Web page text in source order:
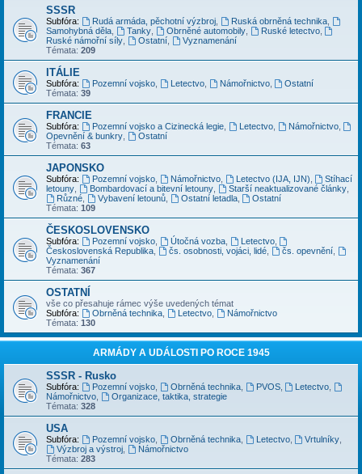
SSSR
Subfóra: Rudá armáda, pěchotní výzbroj, Ruská obrněná technika,
Samohybná děla
Tanky, Obrněné automobily, Ruské letectvo,
Ruské námořní síly
Ostatní,
Vyznamenání
Témata: 209
ITÁLIE
Subfóra: Pozemní vojsko, Letectvo, Námořnictvo,
Ostatní
Témata: 39
FRANCIE
Subfóra: Pozemní vojsko a Cizinecká legie, Letectvo, Námořnictvo,
Opevnění & bunkry
Ostatní
Témata: 63
JAPONSKO
Subfóra: Pozemní vojsko, Námořnictvo, Letectvo (IJA, IJN)
Stíhací
letouny
Bombardovací a bitevní letouny, Starší neaktualizované články,
Různé, Vybavení letounů, Ostatní letadla,
Ostatní
Témata: 109
ČESKOSLOVENSKO
Subfóra: Pozemní vojsko, Útočná vozba, Letectvo,
Československá Republika
čs. osobnosti, vojáci, lidé, čs. opevnění,
Vyznamenání
Témata: 367
OSTATNÍ
vše co přesahuje rámec výše uvedených témat
Subfóra:
Obrněná technika, Letectvo,
Námořnictvo
Témata: 130
ARMÁDY A UDÁLOSTI PO ROCE 1945
SSSR - Rusko
Subfóra: Pozemní vojsko, Obrněná technika, PVOS, Letectvo
Námořnictvo
Organizace, taktika, strategie
Témata: 328
USA
Subfóra: Pozemní vojsko, Obrněná technika, Letectvo, Vrtulníky
Výzbroj a výstroj,
Námořnictvo
Témata: 283